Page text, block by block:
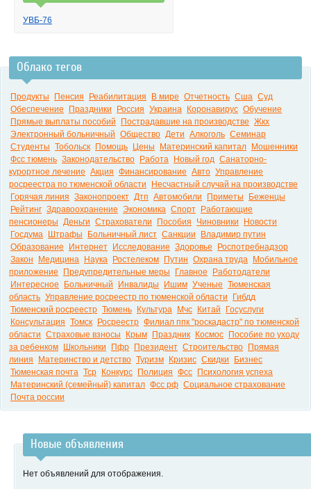
УВБ-76
Облако тегов
Продукты Пенсия Реабилитация В мире Отчетность Сша Суд
Обеспечение
Праздники Россия Украина Коронавирус Обучение
Прямые выплаты пособий
Пострадавшие на производстве Жкх
Электронный больничный Общество Дети Алкоголь Семинар
Студенты Тобольск Помощь Цены Материнский капитал
Мошенники
Фсс тюмень Законодательство Работа Новый год Санаторно-
курортное лечение Акция Финансирование Авто Управление
росреестра по тюменской области
Несчастный случай на производстве
Горячая линия Законопроект Дтп Автомобили Приметы
Беженцы
Рейтинг Здравоохранение Экономика Спорт
Работающие
пенсионеры Деньги Страхователи Пособия Чиновники
Новости
Госдума
Штрафы Больничный лист Санкции
Владимир путин
Образование
Интернет Исследование Здоровье
Роспотребнадзор
Закон
Медицина Наука Ростелеком Путин Охрана труда
Мобильное
приложение
Предупредительные меры Главное
Работодатели
Интересное
Больничный Инвалиды Ишим Ученые Тюменская
область Управление росреестр по тюменской области
Гибдд
Тюменский росреестр Тюмень Культура Мчс Китай
Госуслуги
Консультация Томск Росреестр Филиал ппк "роскадастр" по тюменской
области Страховые взносы Крым Праздник Космос
Пособие по уходу
за ребенком
Школьники Пфр Президент Строительство
Прямая
линия
Материнство и детство Туризм Кризис Скидки
Бизнес
Тюменская почта Тср Конкурс Полиция Фсс
Психология успеха
Материнский (семейный) капитал Фсс рф Социальное страхование
Почта россии
Новые объявления
Нет объявлений для отображения.